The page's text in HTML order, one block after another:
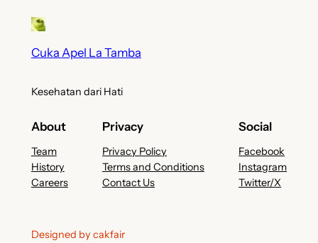
Cuka Apel La Tamba
Kesehatan dari Hati
About
Team
History
Careers
Privacy
Privacy Policy
Terms and Conditions
Contact Us
Social
Facebook
Instagram
Twitter/X
Designed by cakfair